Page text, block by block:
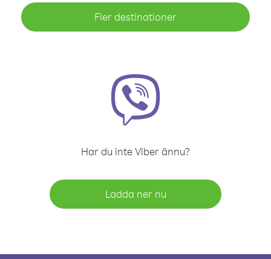
Fler destinationer
Har du inte Viber ännu?
Ladda ner nu